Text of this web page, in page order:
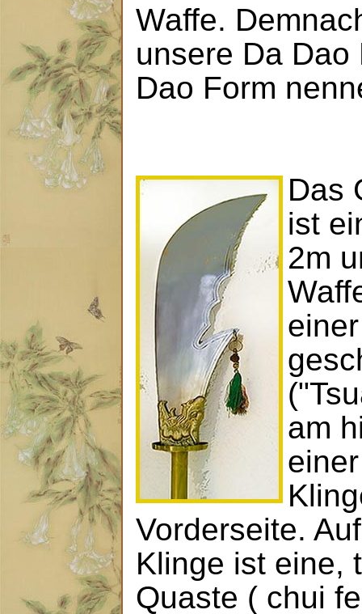
Waffe.
unsere Da Dao
Dao Form
Das
ist
2m
am
Vorderseite.
Klinge ist eine,
Quaste ( chui